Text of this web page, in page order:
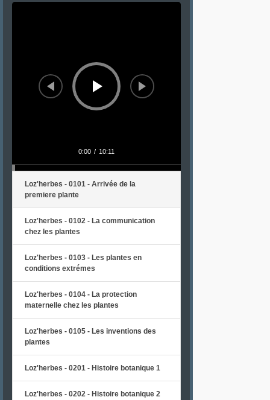
Lecteur
0:00 / 10:11
Loz'herbes - 0101 - Arrivée de la
premiere plante
Loz'herbes - 0102 - La communication
chez les plantes
Loz'herbes - 0103 - Les plantes en
conditions extrémes
Loz'herbes - 0104 - La protection
maternelle chez les plantes
Loz'herbes - 0105 - Les inventions des
plantes
Loz'herbes - 0201 - Histoire botanique 1
Loz'herbes - 0202 - Histoire botanique 2